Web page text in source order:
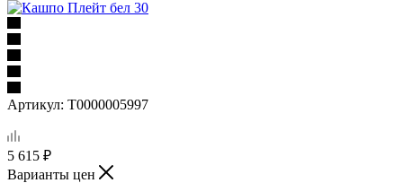
Артикул: Т0000005997
5 615 ₽
Варианты цен